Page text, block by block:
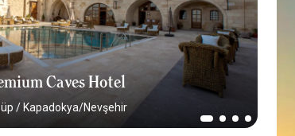
Caves Hotel
/ Kapadokya/Nevşehir